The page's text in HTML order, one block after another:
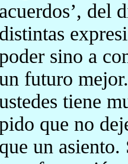
acuerdos’, del
distintas
sino a
futuro
tiene
que no
que un asiento.